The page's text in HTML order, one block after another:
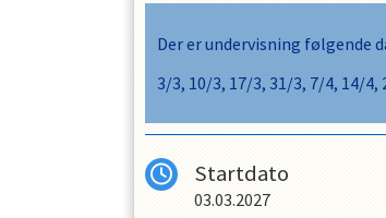
Alder:Fra ca. 2 - 6 mdr.
Der er undervisning følgende
3/3, 10/3, 17/3, 31/3, 7/4, 14/4,
Startdato
03.03.2027